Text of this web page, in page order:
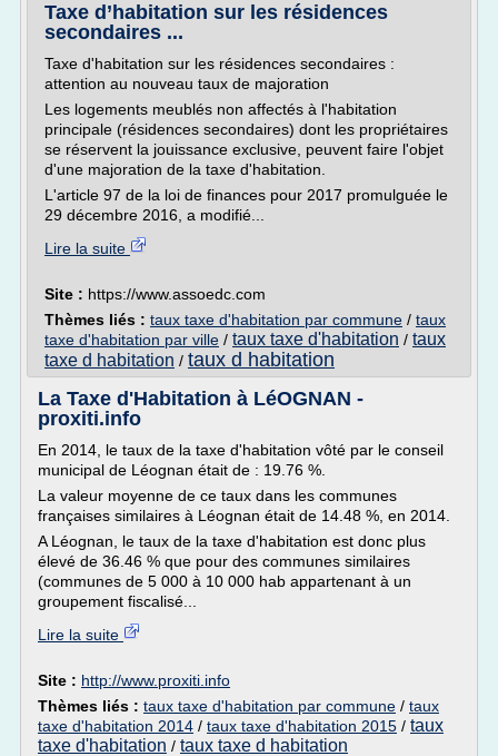
Taxe d’habitation sur les résidences
secondaires ...
Taxe d'habitation sur les résidences secondaires :
attention au nouveau taux de majoration
Les logements meublés non affectés à l'habitation
principale (résidences secondaires) dont les propriétaires
se réservent la jouissance exclusive, peuvent faire l'objet
d'une majoration de la taxe d'habitation.
L'article 97 de la loi de finances pour 2017 promulguée le
29 décembre 2016, a modifié...
Lire la suite
Site : https://www.assoedc.com
Thèmes liés : taux taxe d'habitation par commune / taux
taxe d'habitation par ville / taux taxe d'habitation / taux
taxe d habitation / taux d habitation
La Taxe d'Habitation à LéOGNAN -
proxiti.info
En 2014, le taux de la taxe d'habitation vôté par le conseil
municipal de Léognan était de : 19.76 %.
La valeur moyenne de ce taux dans les communes
françaises similaires à Léognan était de 14.48 %, en 2014.
A Léognan, le taux de la taxe d'habitation est donc plus
élevé de 36.46 % que pour des communes similaires
(communes de 5 000 à 10 000 hab appartenant à un
groupement fiscalisé...
Lire la suite
Site : http://www.proxiti.info
Thèmes liés : taux taxe d'habitation par commune / taux
taxe d'habitation 2014 / taux taxe d'habitation 2015 / taux
taxe d'habitation / taux taxe d habitation